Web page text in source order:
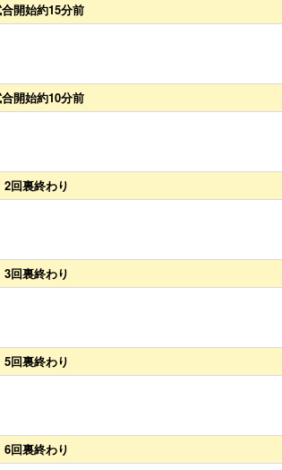
開始約15分前
開始約10分前
2回裏終わり
3回裏終わり
5回裏終わり
6回裏終わり